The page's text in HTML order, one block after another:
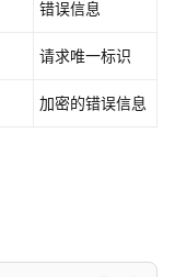
错误信息
请求唯一标识
加密的错误信息